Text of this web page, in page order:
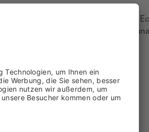
und optimiert alle Energieflüsse in
und